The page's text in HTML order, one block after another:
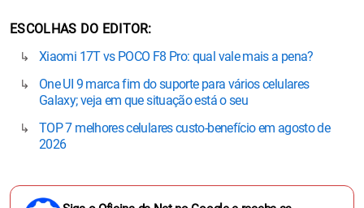
ESCOLHAS DO EDITOR
Xiaomi 17T vs POCO F8 Pro: qual vale mais a pena?
One UI 9 marca fim do suporte para vários celulares
Galaxy; veja em que situação está o seu
TOP 7 melhores celulares custo-benefício em agosto de
2026